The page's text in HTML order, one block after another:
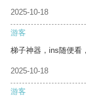
2025-10-18
游客
梯子神器，ins随便看
2025-10-18
游客